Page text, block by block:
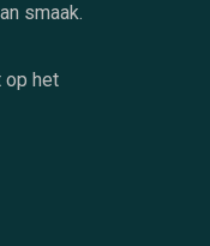
smaak.
op het